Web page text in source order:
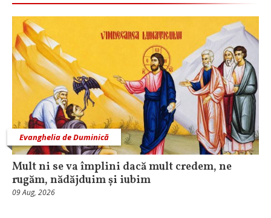
Evanghelia de Duminică
Mult ni se va împlini dacă mult credem, ne
rugăm, nădăjduim și iubim
09 Aug, 2026